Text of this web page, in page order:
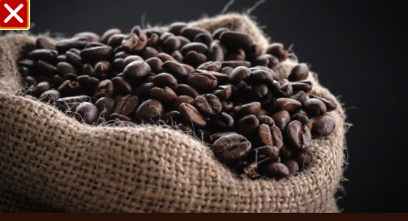
בחזרה לכתבות
כיצד מכינים ספל נס קפה?